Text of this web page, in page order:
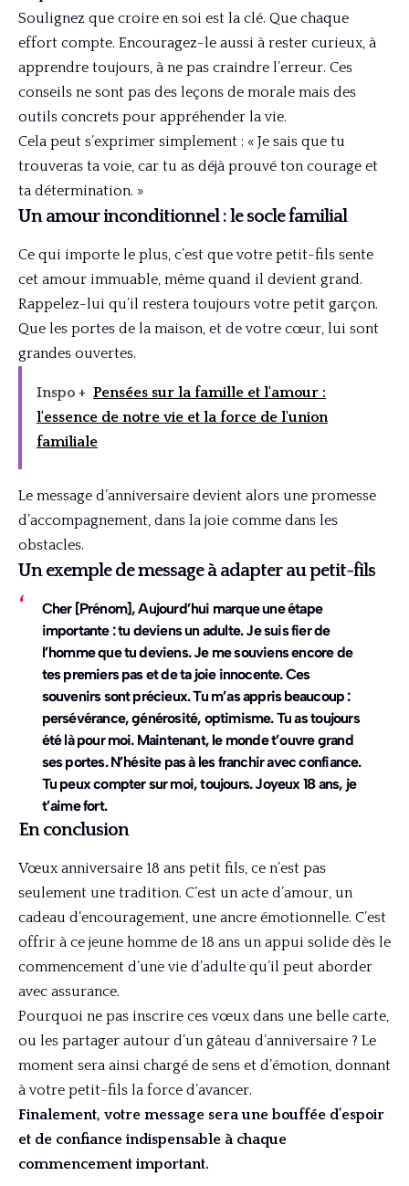
Soulignez que croire en soi est la clé. Que chaque
effort compte. Encouragez-le aussi à rester curieux, à
apprendre toujours, à ne pas craindre l’erreur. Ces
conseils ne sont pas des leçons de morale mais des
outils concrets pour appréhender la vie.
Cela peut s’exprimer simplement : « Je sais que tu
trouveras ta voie, car tu as déjà prouvé ton courage et
ta détermination. »
Un amour inconditionnel : le socle familial
Ce qui importe le plus, c’est que votre petit-fils sente
cet amour immuable, même quand il devient grand.
Rappelez-lui qu’il restera toujours votre petit garçon.
Que les portes de la maison, et de votre cœur, lui sont
grandes ouvertes.
Inspo + Pensées sur la famille et l'amour :
l'essence de notre vie et la force de l'union
familiale
Le message d’anniversaire devient alors une promesse
d’accompagnement, dans la joie comme dans les
obstacles.
Un exemple de message à adapter au petit-fils
Cher [Prénom], Aujourd’hui marque une étape
importante : tu deviens un adulte. Je suis fier de
l’homme que tu deviens. Je me souviens encore de
tes premiers pas et de ta joie innocente. Ces
souvenirs sont précieux. Tu m’as appris beaucoup :
persévérance, générosité, optimisme. Tu as toujours
été là pour moi. Maintenant, le monde t’ouvre grand
ses portes. N’hésite pas à les franchir avec confiance.
Tu peux compter sur moi, toujours. Joyeux 18 ans, je
t’aime fort.
En conclusion
Vœux anniversaire 18 ans petit fils, ce n’est pas
seulement une tradition. C’est un acte d’amour, un
cadeau d’encouragement, une ancre émotionnelle. C’est
offrir à ce jeune homme de 18 ans un appui solide dès le
commencement d’une vie d’adulte qu’il peut aborder
avec assurance.
Pourquoi ne pas inscrire ces vœux dans une belle carte,
ou les partager autour d’un gâteau d’anniversaire ? Le
moment sera ainsi chargé de sens et d’émotion, donnant
à votre petit-fils la force d’avancer.
Finalement, votre message sera une bouffée d’espoir
et de confiance indispensable à chaque
commencement important.